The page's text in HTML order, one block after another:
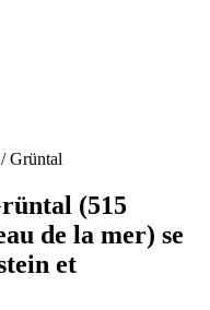
Grüntal
(515
de la mer) se
et